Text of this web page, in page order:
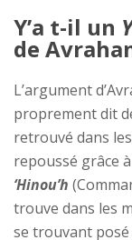
Y’a t-il un
de
L’argument
proprement dit
retrouvé dans
repoussé grâce
‘Hinou’h
trouve dans les
se trouvant posé